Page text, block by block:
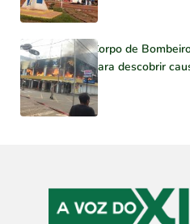
Corpo de
para descobrir